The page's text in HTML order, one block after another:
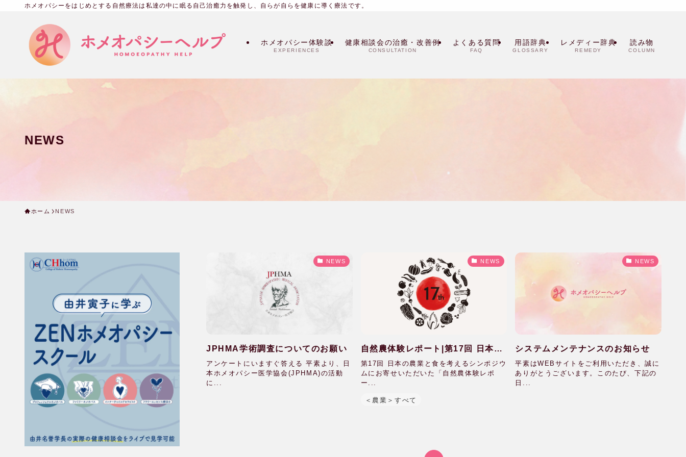
ホメオパシーをはじめとする自然療法は私達の中に眠る自己治癒力を触発し、自らが自らを健康に導く療法です。
ホメオパシー体験談
EXPERIENCES
健康相談会の治癒・改善例
CONSULTATION
よくある質問
FAQ
用語辞典
GLOSSARY
レメディー辞典
REMEDY
読み物
COLUMN
NEWS
ホーム NEWS
NEWS
JPHMA学術調査についてのお願い
アンケートにいますぐ答える 平素より、日
本ホメオパシー医学協会(JPHMA)の活動
に...
NEWS
自然農体験レポート|第17回 日本の
農業と食を考えるシンポジウム
第17回 日本の農業と食を考えるシンポジウ
ムにお寄せいただいた「自然農体験レポ
ー...
＜農業＞すべて
NEWS
システムメンテナンスのお知らせ
平素はWEBサイトをご利用いただき、誠に
ありがとうございます。このたび、下記の
日...